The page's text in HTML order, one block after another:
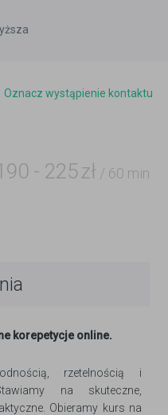
Oznacz wystąpienie kontaktu
- 225 zł / 60 min
korepetycje online.
rzetelnością i
na skuteczne,
Obieramy kurs na